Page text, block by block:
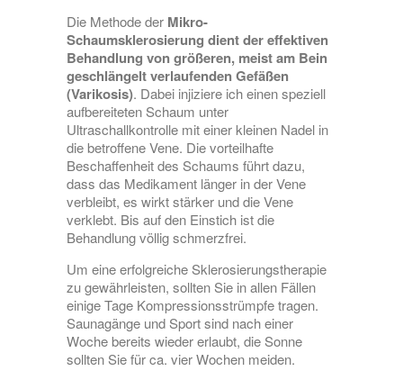
Die Methode der Mikro-
Schaumsklerosierung dient der effektiven
Behandlung von größeren, meist am Bein
geschlängelt verlaufenden Gefäßen
(Varikosis). Dabei injiziere ich einen speziell
aufbereiteten Schaum unter
Ultraschallkontrolle mit einer kleinen Nadel in
die betroffene Vene. Die vorteilhafte
Beschaffenheit des Schaums führt dazu,
dass das Medikament länger in der Vene
verbleibt, es wirkt stärker und die Vene
verklebt. Bis auf den Einstich ist die
Behandlung völlig schmerzfrei.
Um eine erfolgreiche Sklerosierungstherapie
zu gewährleisten, sollten Sie in allen Fällen
einige Tage Kompressionsstrümpfe tragen.
Saunagänge und Sport sind nach einer
Woche bereits wieder erlaubt, die Sonne
sollten Sie für ca. vier Wochen meiden.